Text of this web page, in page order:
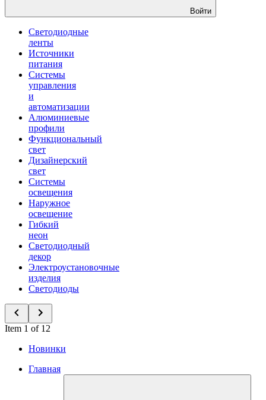
Войти
Светодиодные
ленты
Источники
питания
Системы
управления
и
автоматизации
Алюминиевые
профили
Функциональный
свет
Дизайнерский
свет
Системы
освещения
Наружное
освещение
Гибкий
неон
Светодиодный
декор
Электроустановочные
изделия
Светодиоды
Item 1 of 12
Новинки
Главная